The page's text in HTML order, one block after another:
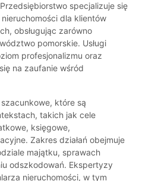
specjalizuje się
dla klientów
obsługując zarówno
pomorskie. Usługi
profesjonalizmu oraz
na zaufanie wśród
które są
takich jak cele
księgowe,
Zakres działań obejmuje
majątku, sprawach
odszkodowań. Ekspertyzy
nieruchomości, w tym